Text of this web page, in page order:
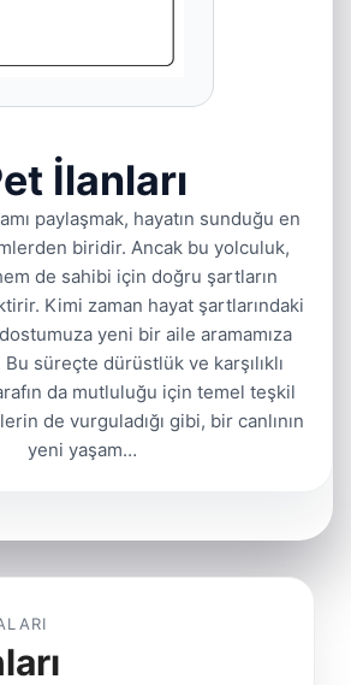
İlanları
paylaşmak, hayatın sunduğu en
biridir. Ancak bu yolculuk,
de sahibi için doğru şartların
Kimi zaman hayat şartlarındaki
yeni bir aile aramamıza
süreçte dürüstlük ve karşılıklı
da mutluluğu için temel teşkil
de vurguladığı gibi, bir canlının
yeni yaşam…